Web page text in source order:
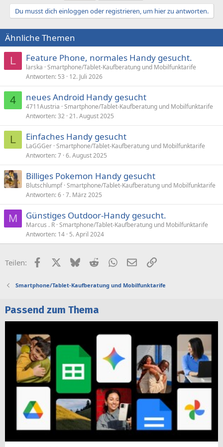
Du musst dich einloggen oder registrieren, um hier zu antworten.
Ähnliche Themen
L Feature Phone, normales Handy gesucht.
larska Smartphone/Tablet-Kaufberatung und Mobilfunktarife
Antworten 53 12. Juli 2026
4 neues Android Handy gesucht
4711Austria Smartphone/Tablet-Kaufberatung und Mobilfunktarife
Antworten 32 21. August 2025
L Einfaches Handy gesucht
LaGGGer Smartphone/Tablet-Kaufberatung und Mobilfunktarife
Antworten 7 6. August 2025
Billiges Pokemon Handy gesucht
Blutschlumpf Smartphone/Tablet-Kaufberatung und Mobilfunktarife
Antworten 6 7. März 2025
M Günstiges Outdoor-Handy gesucht.
Marcus . R Smartphone/Tablet-Kaufberatung und Mobilfunktarife
Antworten 14 5. April 2024
Teilen: FacebookX (Twitter)
BlueskyRedditWhatsApp
E-MailLink
Smartphone/Tablet-Kaufberatung und Mobilfunktarife
Passend zum Thema